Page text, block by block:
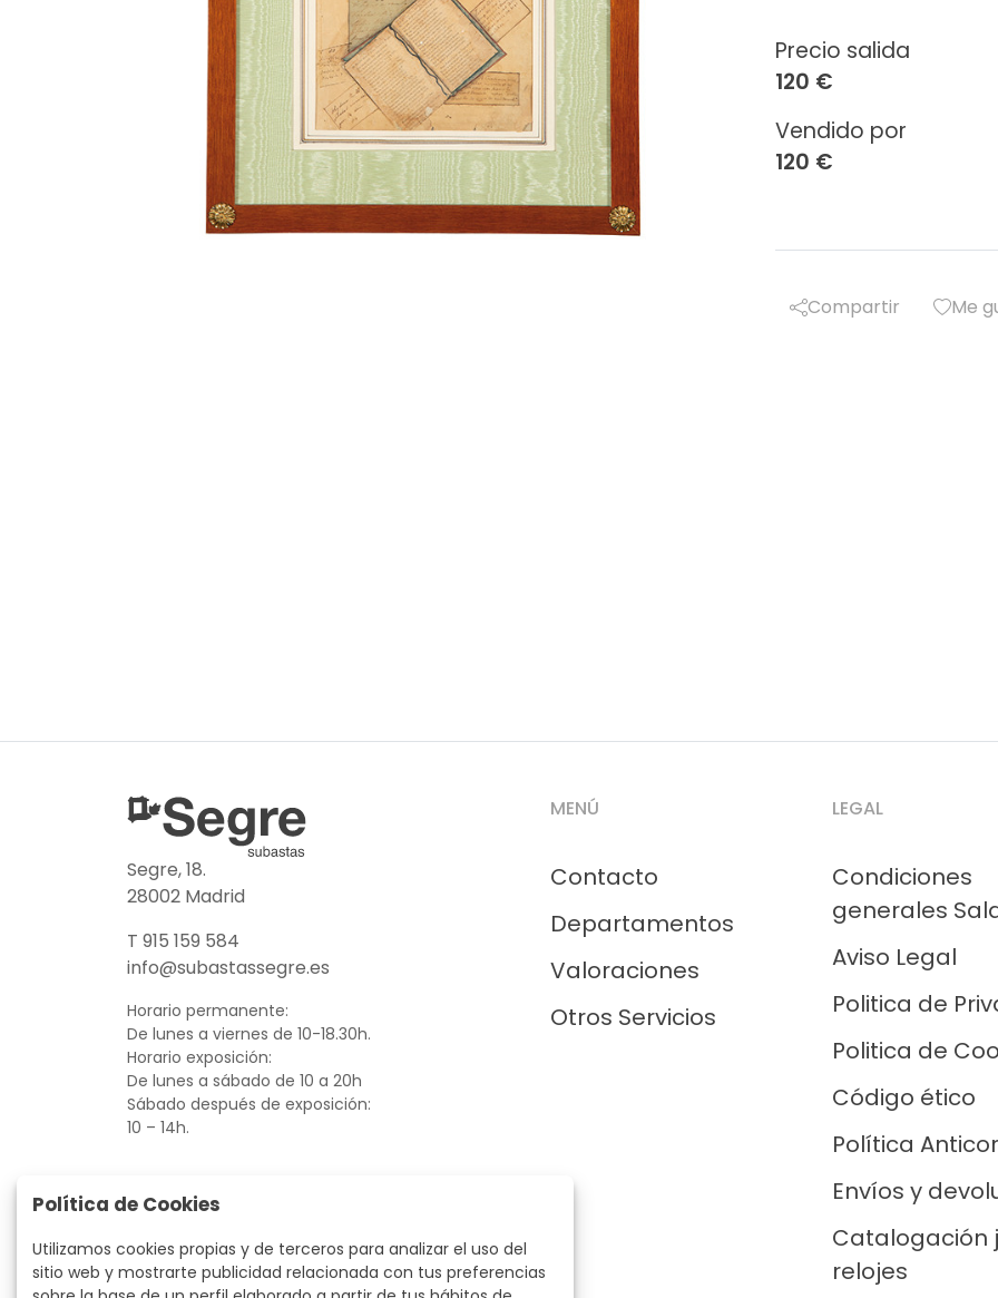
Precio salida
120 €
Vendido por
120 €
Compartir Me
Segre, 18.
28002 Madrid
T 915 159 584
info@subastassegre.es
Horario permanente:
De lunes a viernes de 10-18.30h.
Horario exposición:
De lunes a sábado de 10 a 20h
Sábado después de exposición:
10 – 14h.
MENÚ
Contacto
Departamentos
Valoraciones
Otros Servicios
LEGAL
Condiciones
generales
Aviso Legal
Politica de
Politica de
Código ético
Política
Envíos y
Catalogación
relojes
Política de Cookies
Utilizamos cookies propias y de terceros para analizar el uso del
sitio web y mostrarte publicidad relacionada con tus preferencias